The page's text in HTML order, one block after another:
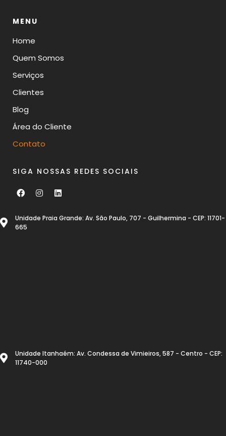
MENU
Home
Quem Somos
Serviços
Clientes
Blog
Área do Cliente
Contato
SIGA NOSSAS REDES SOCIAIS
Unidade Praia Grande: Av. São Paulo, 707 - Guilhermina - CEP: 11701-
665
Unidade Itanhaém: Av. Condessa de Vimieiros, 587 - Centro - CEP:
11740-000